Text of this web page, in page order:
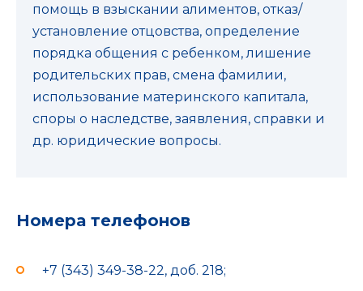
помощь в взыскании алиментов, отказ/
установление отцовства, определение
порядка общения с ребенком, лишение
родительских прав, смена фамилии,
использование материнского капитала,
споры о наследстве, заявления, справки и
др. юридические вопросы.
Номера телефонов
+7 (343) 349-38-22, доб. 218;